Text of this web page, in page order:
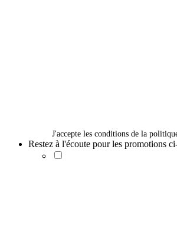
J'accepte les conditions de la
Restez à l'écoute pour les promotions